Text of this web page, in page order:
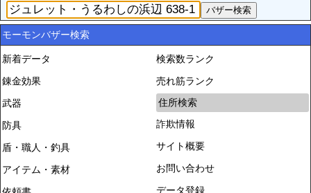
モーモンバザー検索
新着データ
錬金効果
武器
防具
盾・職人・釣具
アイテム・素材
検索数ランク
売れ筋ランク
住所検索
詐欺情報
サイト概要
お問い合わせ
データ登録